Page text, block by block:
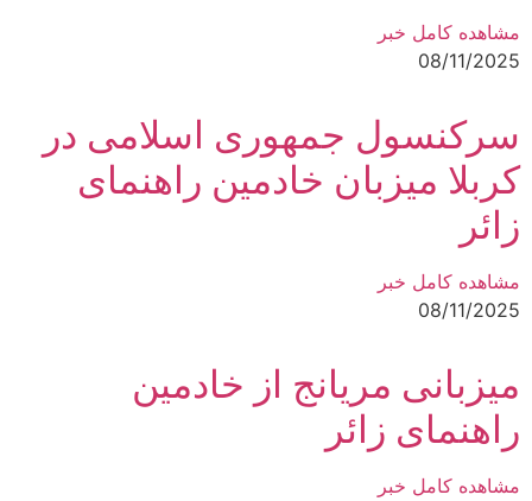
مشاهده کامل خبر
08/11/2025
سرکنسول جمهوری اسلامی در
کربلا میزبان خادمین راهنمای
زائر
مشاهده کامل خبر
08/11/2025
میزبانی مریانج از خادمین
راهنمای زائر
مشاهده کامل خبر